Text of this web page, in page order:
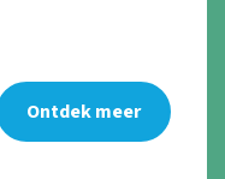
Ontdek meer